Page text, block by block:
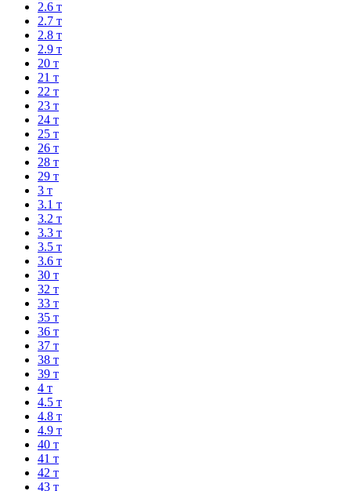
2.6 т
2.7 т
2.8 т
2.9 т
20 т
21 т
22 т
23 т
24 т
25 т
26 т
28 т
29 т
3 т
3.1 т
3.2 т
3.3 т
3.5 т
3.6 т
30 т
32 т
33 т
35 т
36 т
37 т
38 т
39 т
4 т
4.5 т
4.8 т
4.9 т
40 т
41 т
42 т
43 т